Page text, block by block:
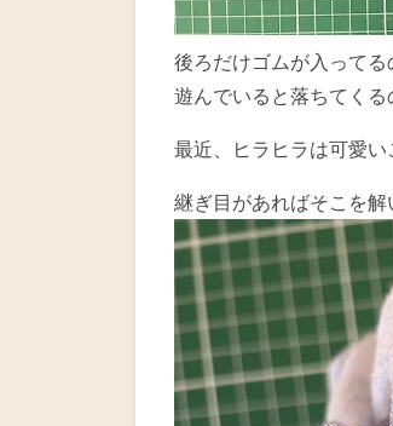
後ろだけゴムが入ってる
遊んでいると落ちてくる
最近、ヒラヒラは可愛い
継ぎ目があればそこを